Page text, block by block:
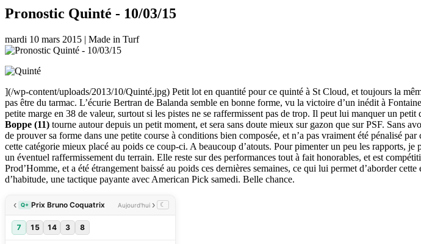
Pronostic Quinté - 10/03/15
mardi 10 mars 2015 | Made in Turf
](/wp-content/uploads/2013/10/Quinté.jpg) Petit lot en quantité pour ce quinté à St Cloud, et toujours la
pas être du tarmac. L’écurie Bertran de Balanda semble en bonne forme, vu la victoire d’un inédit à
petite marge en 38 de valeur, surtout si les pistes ne se raffermissent pas de trop. Il peut lui manquer un
Boppe (11) tourne autour depuis un petit moment, et sera sans doute mieux sur gazon que sur PSF. Sans
de prouver sa forme dans une petite course à conditions bien composée, et n’a pas vraiment été pénalisé
cette catégorie mieux placé au poids ce coup-ci. A beaucoup d’atouts. Pour pimenter un peu les rapports, je
un éventuel raffermissement du terrain. Elle reste sur des performances tout à fait honorables, et est
Prod’Homme, et a été étrangement baissé au poids ces dernières semaines, ce qui lui permet d’aborder
d’habitude, une tactique payante avec American Pick samedi. Belle chance.